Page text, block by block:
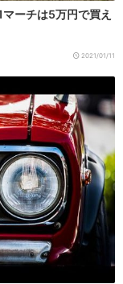
ーチは5万円で買え
2021/01/11